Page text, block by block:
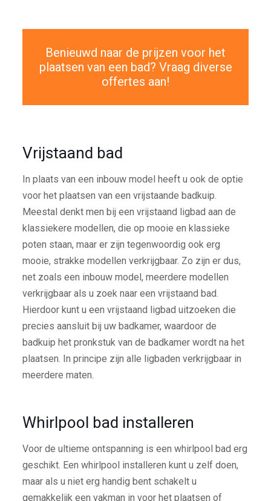
Benieuwd naar de prijzen voor het
plaatsen van een bad? Vraag diverse
offertes aan!
Vrijstaand bad
In plaats van een inbouw model heeft u ook de optie
voor het plaatsen van een vrijstaande badkuip.
Meestal denkt men bij een vrijstaand ligbad aan de
klassiekere modellen, die op mooie en klassieke
poten staan, maar er zijn tegenwoordig ook erg
mooie, strakke modellen verkrijgbaar. Zo zijn er dus,
net zoals een inbouw model, meerdere modellen
verkrijgbaar als u zoek naar een vrijstaand bad.
Hierdoor kunt u een vrijstaand ligbad uitzoeken die
precies aansluit bij uw badkamer, waardoor de
badkuip het pronkstuk van de badkamer wordt na het
plaatsen. In principe zijn alle ligbaden verkrijgbaar in
meerdere maten.
Whirlpool bad installeren
Voor de ultieme ontspanning is een whirlpool bad erg
geschikt. Een whirlpool installeren kunt u zelf doen,
maar als u niet erg handig bent schakelt u
gemakkelijk een vakman in voor het plaatsen of